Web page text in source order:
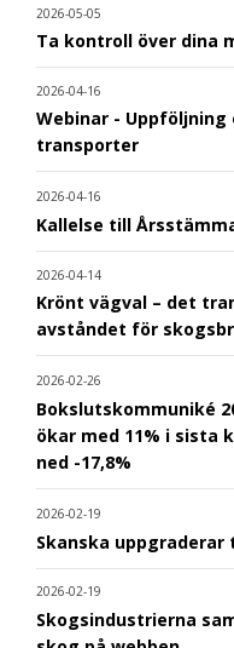
2026-05-05
Ta kontroll över dina
2026-04-16
Webinar -
transporter
2026-04-16
Kallelse till
2026-04-14
Krönt vägval – det
avståndet för
2026-02-26
Bokslutskommuniké
ökar med 11% i
ned -17,8%
2026-02-19
Skanska uppgraderar
2026-02-19
Skogsindustrierna